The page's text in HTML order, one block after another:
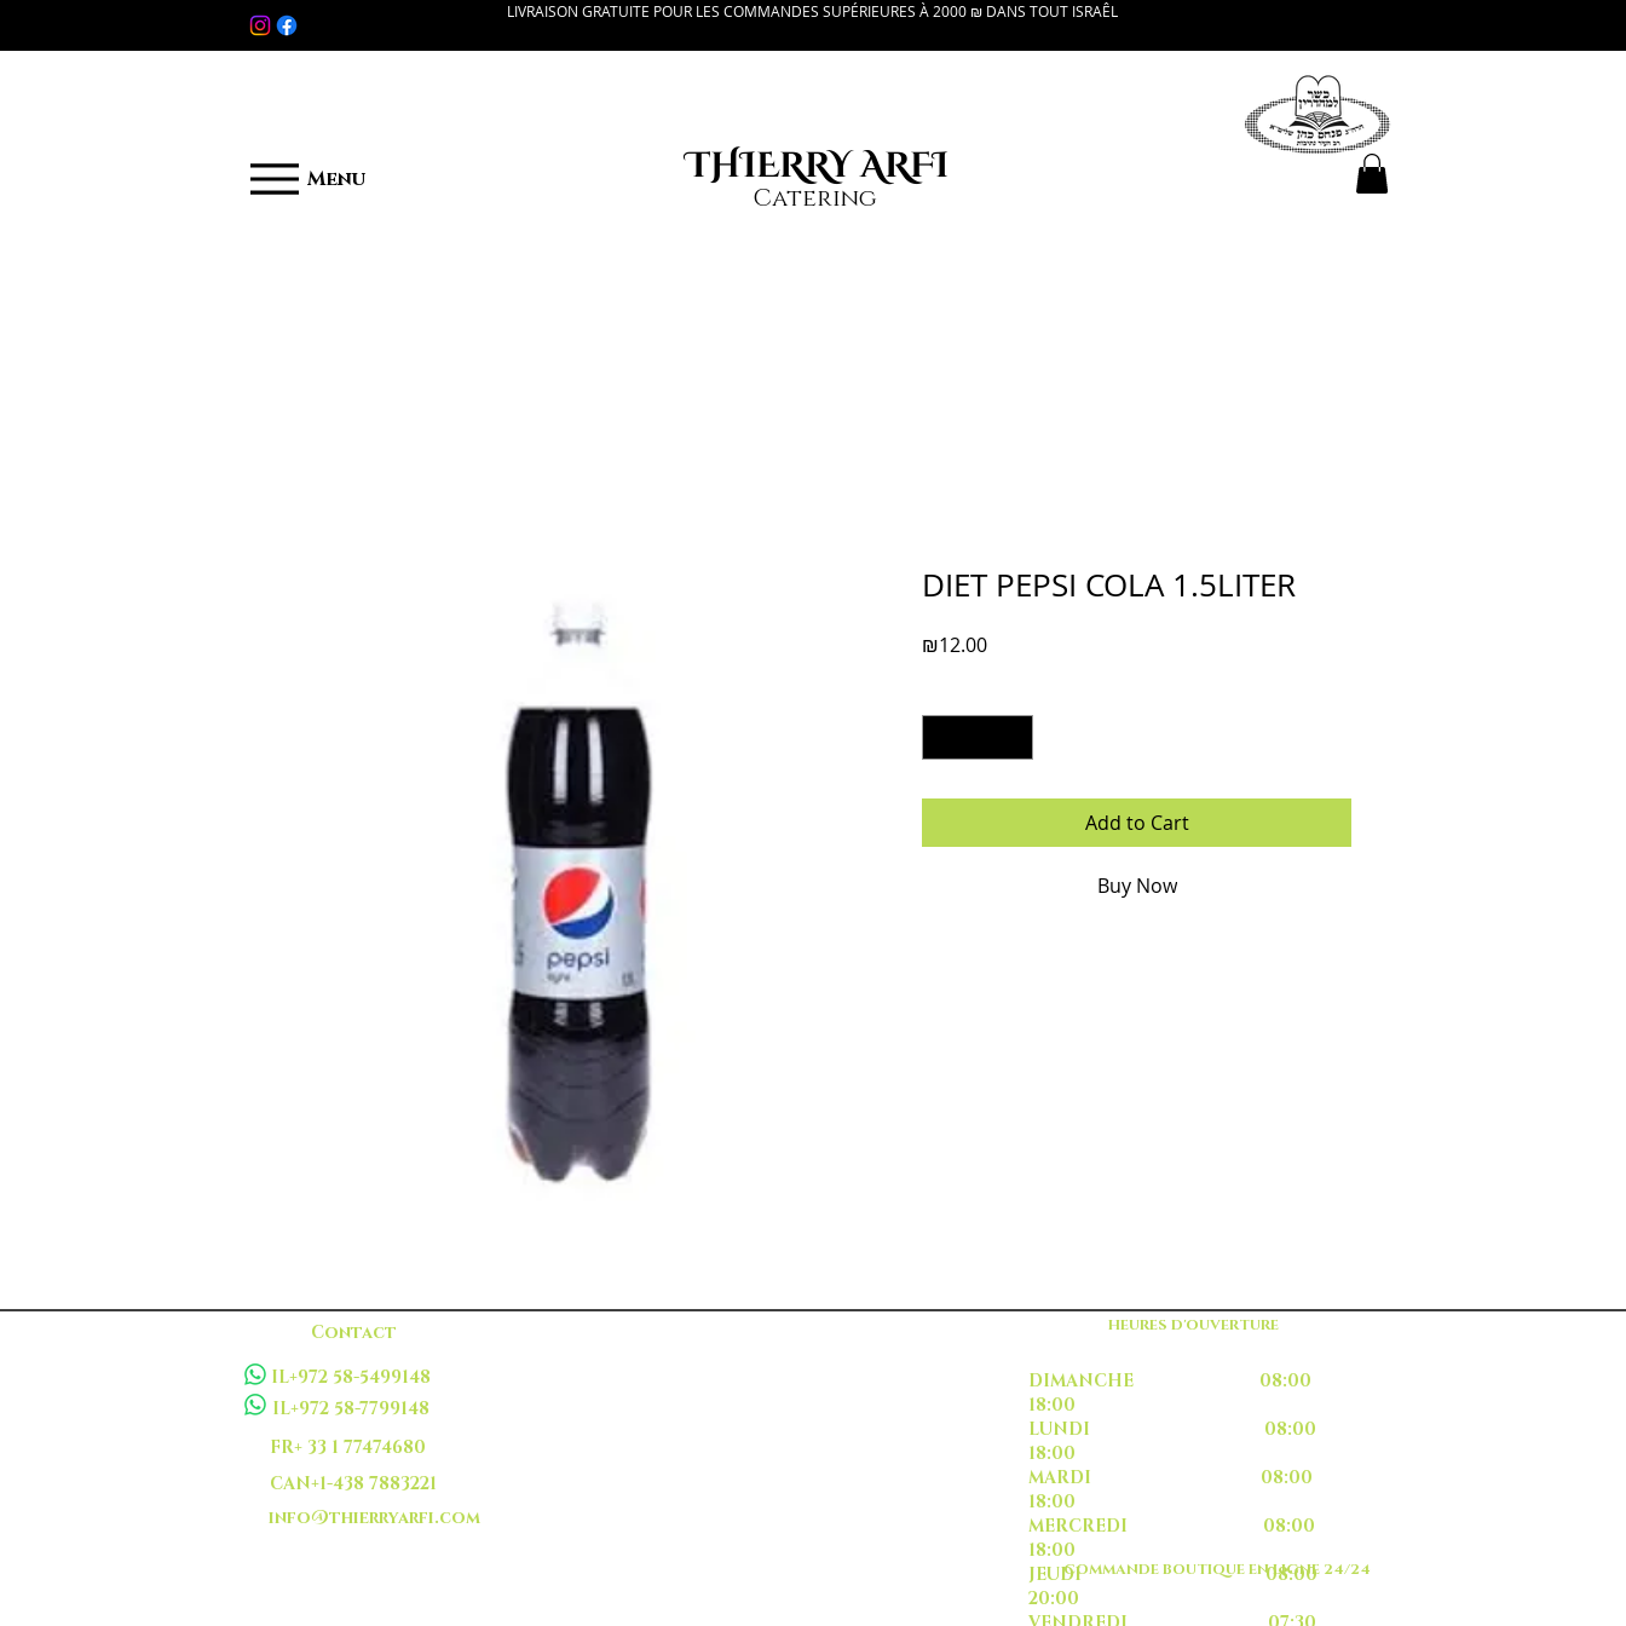
LIVRAISON GRATUITE POUR LES COMMANDES SUPÉRIEURES À 2000 ₪ DANS TOUT ISRAÊL
Menu THIERRY ARFI
Catering
DIET PEPSI COLA 1.5LITER
₪12.00Price
Add to Cart
Buy Now
Contact
IL+972 58-5499148
IL+972 58-7799148
FR+ 33 1 77474680
CAN+1-438 7883221
info@thierryarfi.com
HEURES D'OUVERTURE
COMMANDE BOUTIQUE EN LIGNE 24/24
DIMANCHE 08:00
18:00
LUNDI 08:00
18:00
MARDI 08:00
18:00
MERCREDI 08:00
18:00
JEUDI 08:00
20:00